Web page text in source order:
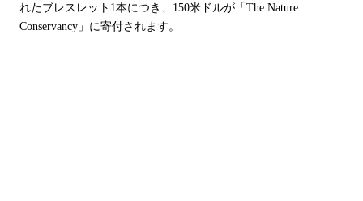
れたブレスレット1本につき、150米ドルが「The Nature
Conservancy」に寄付されます。